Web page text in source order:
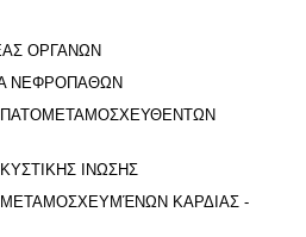
ΟΡΓΑΝΩΝ
ΝΕΦΡΟΠΑΘΩΝ
ΙΝΩΣΗΣ
ΚΑΡΔΙΑΣ -